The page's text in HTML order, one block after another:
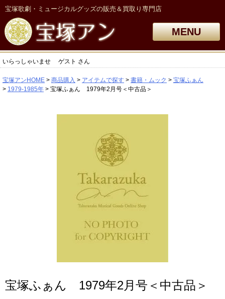
宝塚歌劇・ミュージカルグッズの販売＆買取り専門店
MENU
いらっしゃいませ ゲスト さん
宝塚アンHOME 商品購入 アイテムで探す 書籍・ムック
宝塚ふぁん
1979-1985年
宝塚ふぁん 1979年2月号＜中古品＞
宝塚ふぁん 1979年2月号＜中古品＞